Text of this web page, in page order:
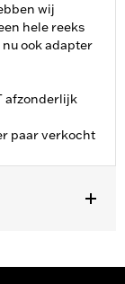
wij
hele reeks
ook adapter
afzonderlijk
paar verkocht